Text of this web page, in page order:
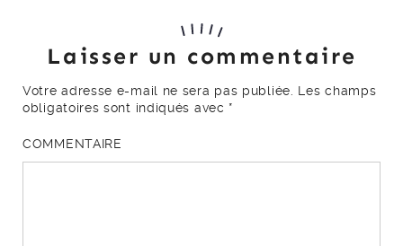
Laisser un commentaire
Votre adresse e-mail ne sera pas publiée.
Les champs
obligatoires sont indiqués avec *
COMMENTAIRE